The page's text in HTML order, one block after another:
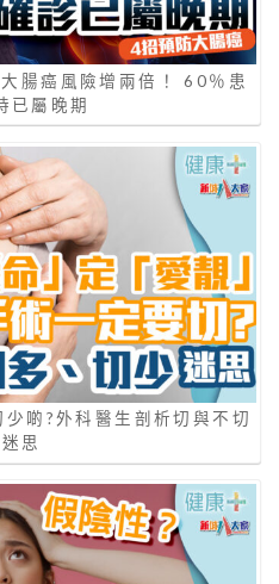
腸癌風險增兩倍！ 60％患
已屬晚期
啲?外科醫生剖析切與不切
思